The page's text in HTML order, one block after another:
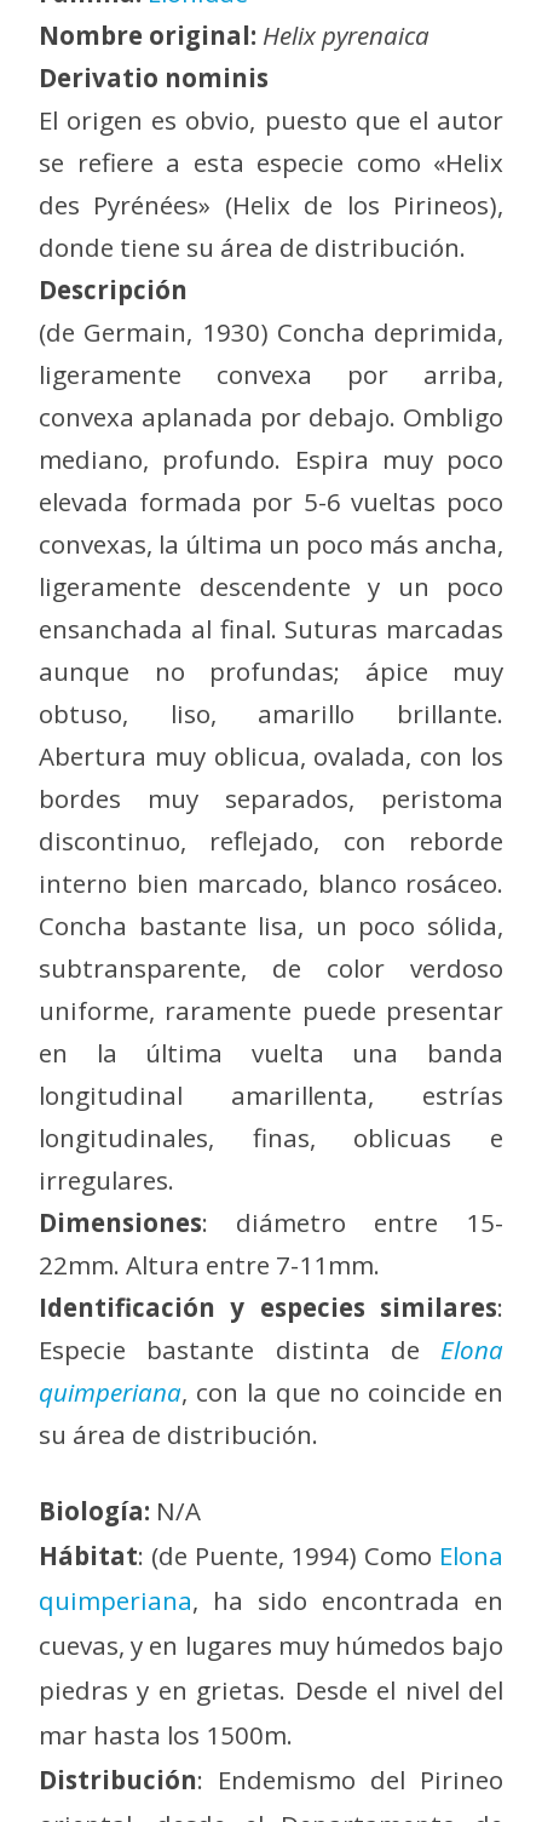
Nombre original: Helix pyrenaica
Derivatio nominis
El origen es obvio, puesto que el autor
se refiere a esta especie como «Helix
des Pyrénées» (Helix de los Pirineos),
donde tiene su área de distribución.
Descripción
(de Germain, 1930) Concha deprimida,
ligeramente convexa por arriba,
convexa aplanada por debajo. Ombligo
mediano, profundo. Espira muy poco
elevada formada por 5-6 vueltas poco
convexas, la última un poco más ancha,
ligeramente descendente y un poco
ensanchada al final. Suturas marcadas
aunque no profundas; ápice muy
obtuso, liso, amarillo brillante.
Abertura muy oblicua, ovalada, con los
bordes muy separados, peristoma
discontinuo, reflejado, con reborde
interno bien marcado, blanco rosáceo.
Concha bastante lisa, un poco sólida,
subtransparente, de color verdoso
uniforme, raramente puede presentar
en la última vuelta una banda
longitudinal amarillenta, estrías
longitudinales, finas, oblicuas e
irregulares.
Dimensiones: diámetro entre 15-
22mm. Altura entre 7-11mm.
Identificación y especies similares:
Especie bastante distinta de Elona
quimperiana, con la que no coincide en
su área de distribución.
Biología: N/A
Hábitat: (de Puente, 1994) Como Elona
quimperiana, ha sido encontrada en
cuevas, y en lugares muy húmedos bajo
piedras y en grietas. Desde el nivel del
mar hasta los 1500m.
Distribución: Endemismo del Pirineo